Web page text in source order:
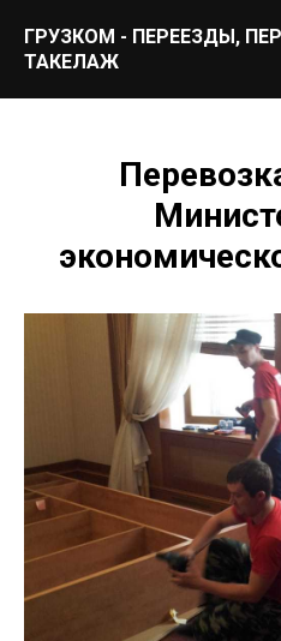
ГРУЗКОМ - ПЕРЕЕЗДЫ,
ТАКЕЛАЖ